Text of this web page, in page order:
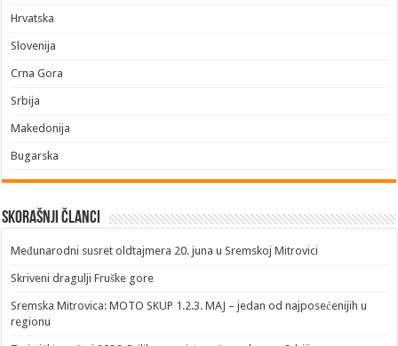
Hrvatska
Slovenija
Crna Gora
Srbija
Makedonija
Bugarska
Skorašnji članci
​Međunarodni susret oldtajmera 20. juna u Sremskoj Mitrovici
Skriveni dragulji Fruške gore
Sremska Mitrovica: MOTO SKUP 1.2.3. MAJ – jedan od najposećenijih u
regionu